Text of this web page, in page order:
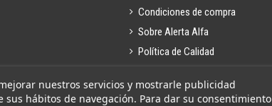
Condiciones de compra
Sobre Alerta Alfa
Política de Calidad
nuestros servicios y mostrarle publicidad
hábitos de navegación. Para dar su consentimiento